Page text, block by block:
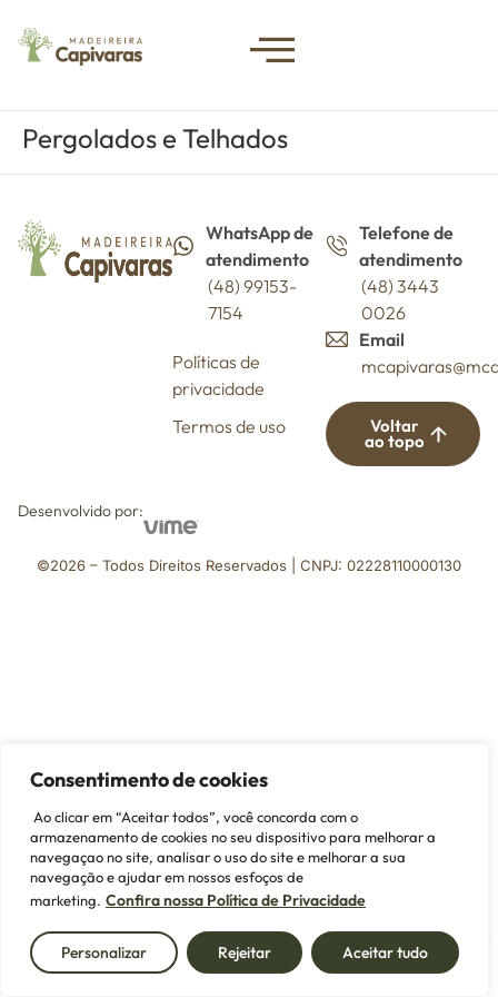
Consentimento de cookies
Ao clicar em “Aceitar todos”, você concorda com o
armazenamento de cookies no seu dispositivo para melhorar a
navegaçao no site, analisar o uso do site e melhorar a sua
navegação e ajudar em nossos esfoços de
marketing. Confira nossa Política de Privacidade
Personalizar Rejeitar Aceitar tudo
Pergolados e Telhados
WhatsApp de
atendimento
(48) 99153-
7154
Políticas de
privacidade
Termos de uso
Telefone de
atendimento
(48) 3443
0026
Email
Voltar
ao topo
©2026 – Todos Direitos Reservados | CNPJ: 02228110000130
Desenvolvido por: